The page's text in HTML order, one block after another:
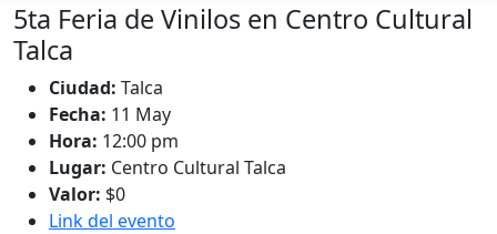
5ta Feria de Vinilos en Centro Cultural
Talca
Ciudad: Talca
Fecha: 11 May
Hora: 12:00 pm
Lugar: Centro Cultural Talca
Valor: $0
Link del evento